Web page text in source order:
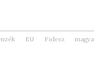
EU Fidesz